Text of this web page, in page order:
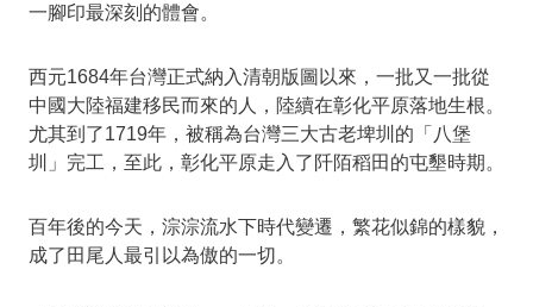
一腳印最深刻的體會。
西元1684年台灣正式納入清朝版圖以來，一批又一批從
中國大陸福建移民而來的人，陸續在彰化平原落地生根。
尤其到了1719年，被稱為台灣三大古老埤圳的「八堡
圳」完工，至此，彰化平原走入了阡陌稻田的屯墾時期。
百年後的今天，淙淙流水下時代變遷，繁花似錦的樣貌，
成了田尾人最引以為傲的一切。